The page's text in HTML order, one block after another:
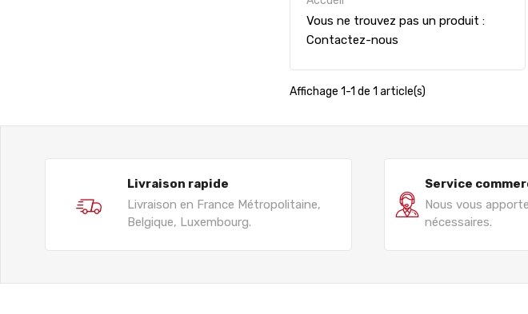
Vous ne trouvez pas un produit :
Contactez-nous
Affichage 1-1 de 1 article(s)
Livraison rapide
Livraison en France Métropolitaine,
Belgique, Luxembourg.
Service
Nous vous
nécessaires.